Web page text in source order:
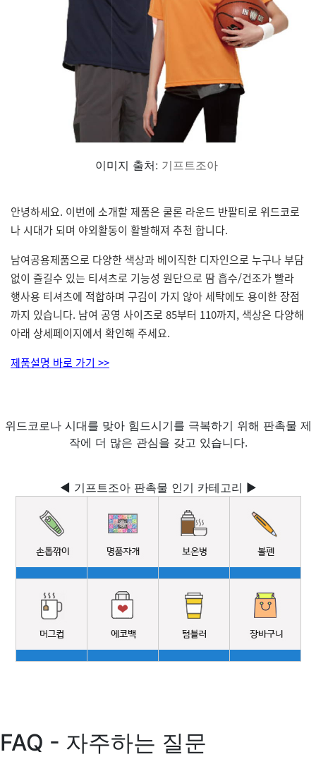
이미지 출처: 기프트조아
안녕하세요. 이번에 소개할 제품은 쿨론 라운드 반팔티로 위드코로
나 시대가 되며 야외활동이 활발해져 추천 합니다.
남여공용제품으로 다양한 색상과 베이직한 디자인으로 누구나 부담
없이 즐길수 있는 티셔츠로 기능성 원단으로 땀 흡수/건조가 빨라
행사용 티셔츠에 적합하며 구김이 가지 않아 세탁에도 용이한 장점
까지 있습니다. 남여 공영 사이즈로 85부터 110까지, 색상은 다양해
아래 상세페이지에서 확인해 주세요.
제품설명 바로 가기 >>
위드코로나 시대를 맞아 힘드시기를 극복하기 위해 판촉물 제
작에 더 많은 관심을 갖고 있습니다.
◀ 기프트조아 판촉물 인기 카테고리 ▶
FAQ - 자주하는 질문